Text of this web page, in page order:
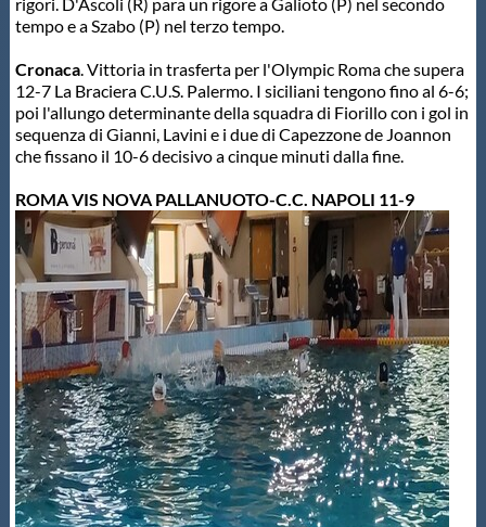
tempo e a Szabo (P) nel terzo tempo.
Cronaca. Vittoria in trasferta per l'Olympic Roma che supera
12-7 La Braciera C.U.S. Palermo. I siciliani tengono fino al 6-6;
poi l'allungo determinante della squadra di Fiorillo con i gol in
sequenza di Gianni, Lavini e i due di Capezzone de Joannon
che fissano il 10-6 decisivo a cinque minuti dalla fine.
ROMA VIS NOVA PALLANUOTO-C.C. NAPOLI 11-9